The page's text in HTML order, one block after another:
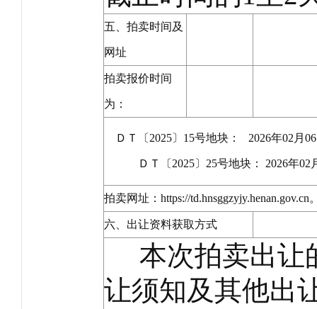
五、拍卖时间及
网址
拍卖报价时间
为：
ＤＴ〔2025〕15号地块： 2026年02月
ＤＴ〔2025〕25号地块： 2026年02月
拍卖网址：https://td.hnsggzyjy.henan.gov.cn
六、出让资料获取方式
本次拍卖出让
让须知及其他出